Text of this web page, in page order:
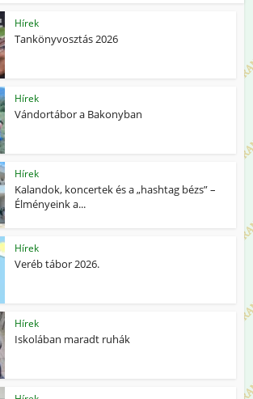
Hírek
Tankönyvosztás 2026
Hírek
Vándortábor a Bakonyban
Hírek
Kalandok, koncertek és a „hashtag bézs” –
Élményeink a...
Hírek
Veréb tábor 2026.
Hírek
Iskolában maradt ruhák